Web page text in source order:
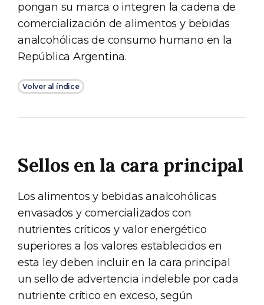
pongan su marca o integren la cadena de
comercialización de alimentos y bebidas
analcohólicas de consumo humano en la
República Argentina.
Volver al índice
Sellos en la cara principal
Los alimentos y bebidas analcohólicas
envasados y comercializados con
nutrientes críticos y valor energético
superiores a los valores establecidos en
esta ley deben incluir en la cara principal
un sello de advertencia indeleble por cada
nutriente crítico en exceso, según